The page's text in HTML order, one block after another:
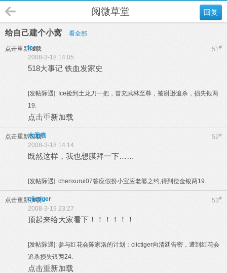
回复
阅微草堂
给自己建个小窝 看全部
点击重新加载 51#
Ice
2008-3-18 14:05
518大事记 铁血发家史
[发帖际遇]: Ice捡到土龙刀一把，冒充武林至尊，被谢逊追杀，损失银两
19.
点击重新加载
点击重新加载 52#
水无痕
2008-3-18 14:14
既然这样，我也想膜拜一下……
[发帖际遇]: chenxurui07答应假扮小宝应老婆之约,得到偿金银两19.
点击重新加载 53#
ciictiger
2008-3-19 23:27
顶起来给大家看下！！！！！！
[发帖际遇]: 参与红花会陈家洛的计划：ciictiger向清廷告密，遭到红花会
追杀损失银两24.
点击重新加载